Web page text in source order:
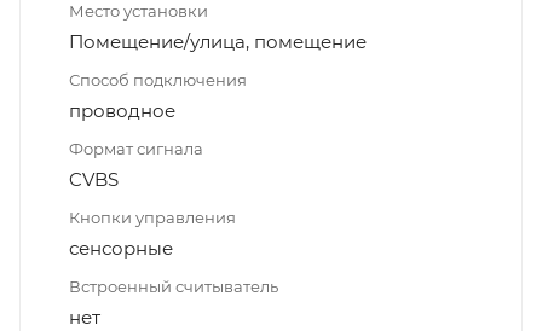
Место установки
Помещение/улица, помещение
Способ подключения
проводное
Формат сигнала
CVBS
Кнопки управления
сенсорные
Встроенный считыватель
нет